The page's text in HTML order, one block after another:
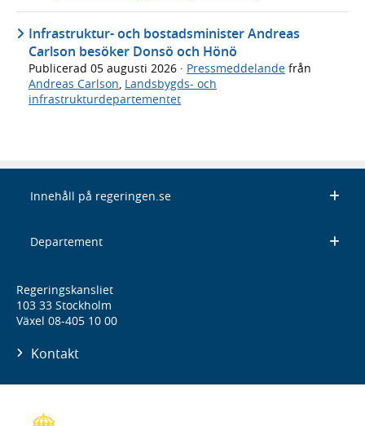
Infrastruktur- och bostadsminister Andreas
Carlson besöker Donsö och Hönö
Publicerad 05 augusti 2026 · Pressmeddelande från
Andreas Carlson, Landsbygds- och
infrastrukturdepartementet
Innehåll på regeringen.se
Departement
Regeringskansliet
103 33 Stockholm
Växel 08-405 10 00
Kontakt